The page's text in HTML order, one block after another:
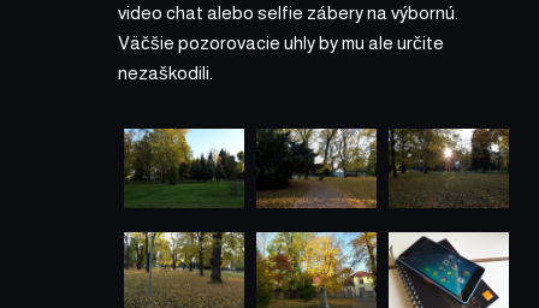
video chat alebo selfie zábery na výbornú.
Väčšie pozorovacie uhly by mu ale určite
nezaškodili.